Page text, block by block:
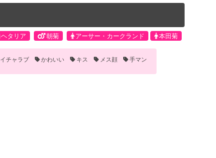
ヘタリア 朝菊 アーサー・カークランド 本田菊
イチャラブ かわいい キス メス顔 手マン